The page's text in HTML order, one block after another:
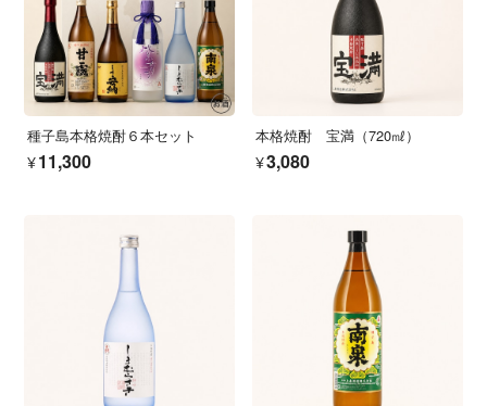
種子島本格焼酎６本セット
¥11,300
本格焼酎 宝満（720㎖）
¥3,080